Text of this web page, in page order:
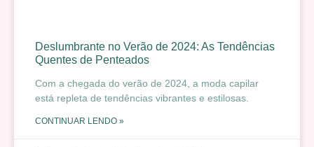
Deslumbrante no Verão de 2024: As Tendências
Quentes de Penteados
Com a chegada do verão de 2024, a moda capilar
está repleta de tendências vibrantes e estilosas.
CONTINUAR LENDO »